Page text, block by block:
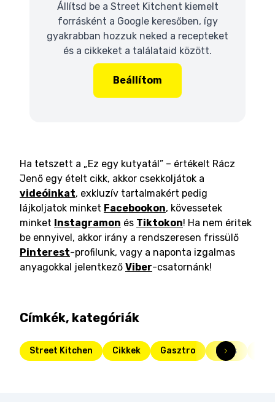
Állítsd be a Street Kitchent kiemelt
forrásként a Google keresőben, így
gyakrabban hozzuk neked a recepteket
és a cikkeket a találataid között.
Beállítom
Ha tetszett a „Ez egy kutyatál” – értékelt Rácz
Jenő egy ételt cikk, akkor csekkoljátok a
videóinkat, exkluzív tartalmakért pedig
lájkoljatok minket Facebookon, kövessetek
minket Instagramon és Tiktokon! Ha nem éritek
be ennyivel, akkor irány a rendszeresen frissülő
Pinterest-profilunk, vagy a naponta izgalmas
anyagokkal jelentkező Viber-csatornánk!
Címkék, kategóriák
Street Kitchen Cikkek Gasztro Friss